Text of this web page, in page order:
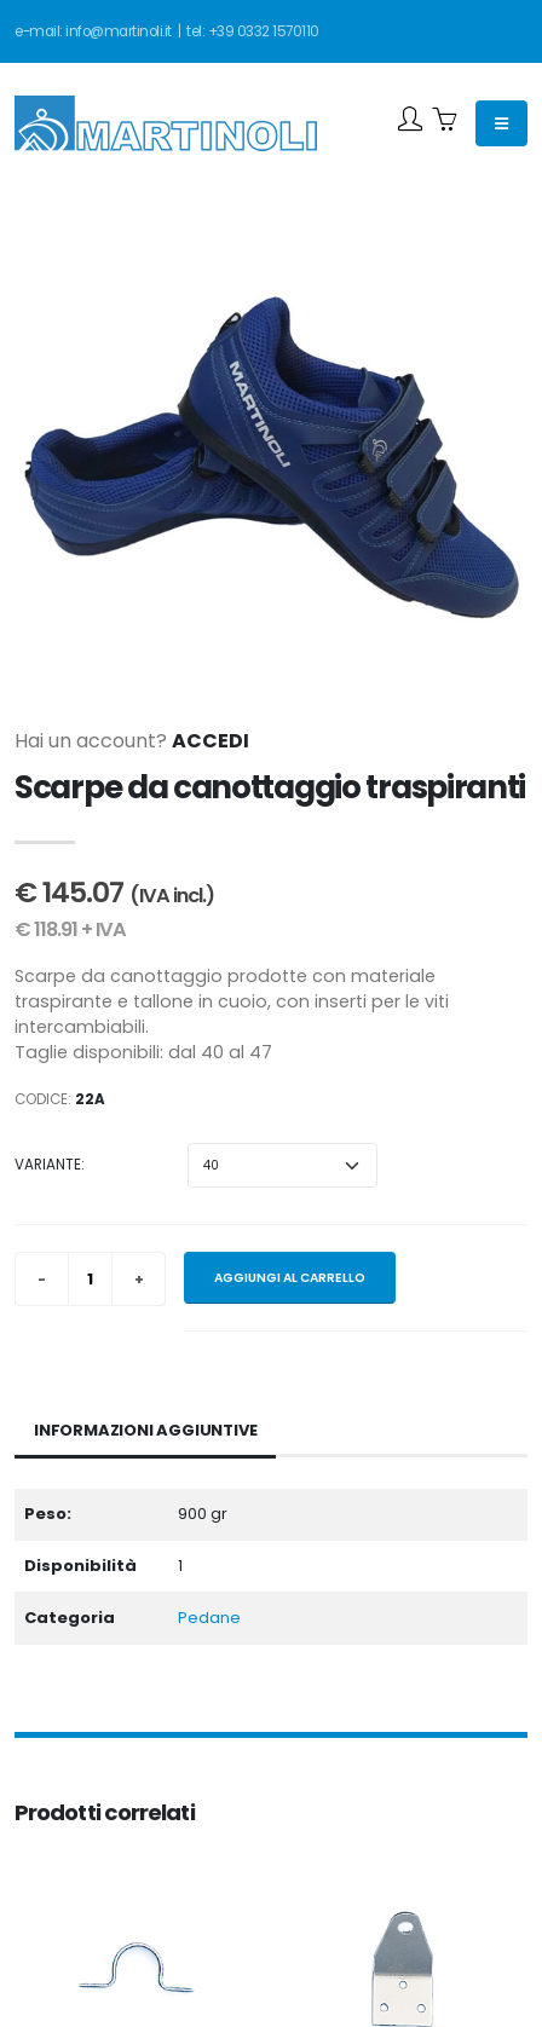
e-mail:info@martinoli.it| tel: +39 0332 1570110
Hai un account? ACCEDI
Scarpe da canottaggio traspiranti
€ 145.07 (IVA incl.)
€ 118.91 + IVA
Scarpe da canottaggio prodotte con materiale
traspirante e tallone in cuoio, con inserti per le viti
intercambiabili.
Taglie disponibili: dal 40 al 47
CODICE: 22A
VARIANTE:
AGGIUNGI AL CARRELLO
INFORMAZIONI AGGIUNTIVE
Peso: 900 gr
Disponibilità 1
Categoria Pedane
Prodotti correlati